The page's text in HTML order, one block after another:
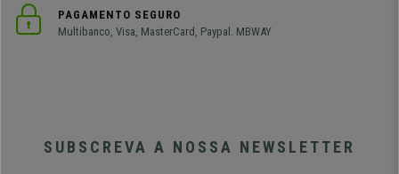
PAGAMENTO SEGURO
Multibanco, Visa, MasterCard, Paypal. MBWAY
SUBSCREVA A NOSSA NEWSLETTER